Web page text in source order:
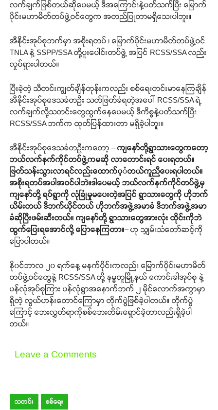
လက်ချက်ဖြစ်တယ်ဆိုပေမယ့် ဒီအကြောင်းနဲ့ပတ်သက်ပြီး မြောက်
ပိုင်းမဟာမိတ်တပ်ဖွဲ့ဝင်တွေက အတည်ပြုတာမရှိသေးပါဘူး။
အီနိုင်းအုပ်စုဘက်မှာ အစိုးရတပ် ၊ မြောက်ပိုင်းမဟာမိတ်တပ်ဖွဲ့ဝင်
TNLA နဲ့ SSPP/SSA တို့ပူးပေါင်းတပ်ဖွဲ့ အပြင် RCSS/SSA လည်း
လှုပ်ရှားပါတယ်။
ပြီးခဲ့တဲ့ သီတင်းကျွတ်ချိန်တုန်းကလည်း စစ်ရေးတင်းမာနေကြချိန်
အီနိုင်းအုပ်စုဒေသခံတဦး သတ်ဖြတ်ခံရတဲ့အပေါ် RCSS/SSA ရဲ့
လက်ချက်လို့သတင်းတွေထွက်နေပေမယ့် ဒီကိစ္စနဲ့ပတ်သက်ပြီး
RCSS/SSA ဘက်က ထုတ်ပြန်ထားတာ မရှိခဲ့ပါဘူး။
အီနိုင်းအုပ်စုဒေသခံတဦးကတော့ –ကျနော်တို့ရွာသားတွေကတော့
ဘယ်လက်နက်ကိုင်တပ်ဖွဲ့ကမဆို လာတောင်းရင် ပေးရတယ်။
ဖြတ်သန်းသွားလာရင်လည်းထောက်ပ့ံတယ်ကူညီပေးရပါတယ်။
အစိုးရတပ်အပါအဝင်ပါဘဲ။ဒါပေမယ့် ဘယ်လက်နက်ကိုင်တပ်ဖွဲ့မှ
ကျနော်တို့ ရပ်ရွာကို လုံခြုံမှုမပေးတဲ့အပြင် ရွာသားတွေကို ဟိုဘက်
ယိမ်းတယ် ဒီဘက်ယိုင်တယ် ဟိုဘက်အဖွဲ့အမာခံ ဒီဘက်အဖွဲ့အမာ
ခံဆိုပြီးဖမ်းဆီးတယ်။ ကျနော်တို့ ရွာသားတွေအားလုံး ထိုင်းကိုဘဲ
ထွက်ပြေးရအောင်လို့ ပြောနေကြတာ။– ဟု သျှမ်းသံတော်ဆင့်ကို
ပြောပါတယ်။
နို၀င်ဘာလ ၂၀ ရက်နေ့ မနက်ပိုင်းကလည်း မြောက်ပိုင်းမဟာမိတ်
တပ်ဖွဲ့ဝင်တွေနဲ့ RCSS/SSA တို့ နမ္မတူမြို့နယ် ကောင်းခါအုပ်စု နဲ့
ပန်လုံအုပ်စုကြား ပန်လုံရွာအနောက်ဘက် ၂ မိုင်လောက်အကွာမှာ
ရှိတဲ့ လွယ်ဟန်းတောင်ကြောမှာ တိုက်ပွဲဖြစ်ခဲ့ပါတယ်။ တိုက်ပွဲ
ကြောင့် ဘေးလွှတ်ရာကိုစစ်ဘေးတိမ်းရှောင်ခဲ့တာလည်းရှိခဲ့ပါ
တယ်။
Leave a Comments
သတင်း စစ်ရေး